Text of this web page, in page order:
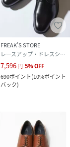
FREAK’S STORE
レースアップ・ドレスシューズ
7,596円 5%OFF
690ポイント(10%ポイント
バック)